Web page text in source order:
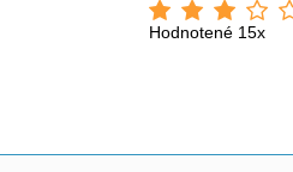
Hodnotené 15x